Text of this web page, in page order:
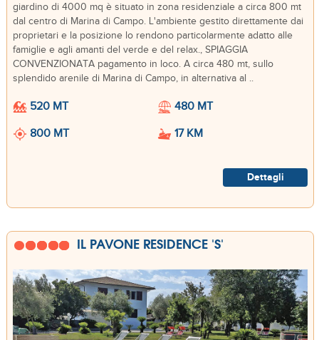
giardino di 4000 mq è situato in zona residenziale a circa 800 mt
dal centro di Marina di Campo. L'ambiente gestito direttamente dai
proprietari e la posizione lo rendono particolarmente adatto alle
famiglie e agli amanti del verde e del relax., SPIAGGIA
CONVENZIONATA pagamento in loco. A circa 480 mt, sullo
splendido arenile di Marina di Campo, in alternativa al ..
520 MT
480 MT
800 MT
17 KM
Dettagli
IL PAVONE RESIDENCE 'S'